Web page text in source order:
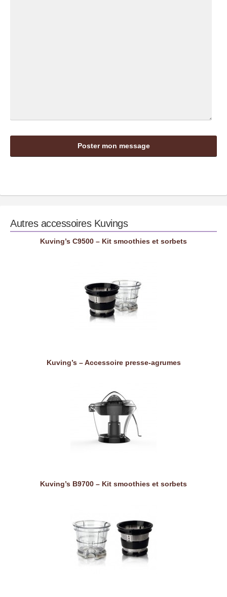
Autres accessoires Kuvings
Kuving’s C9500 – Kit smoothies et sorbets
Kuving’s – Accessoire presse-agrumes
Kuving’s B9700 – Kit smoothies et sorbets